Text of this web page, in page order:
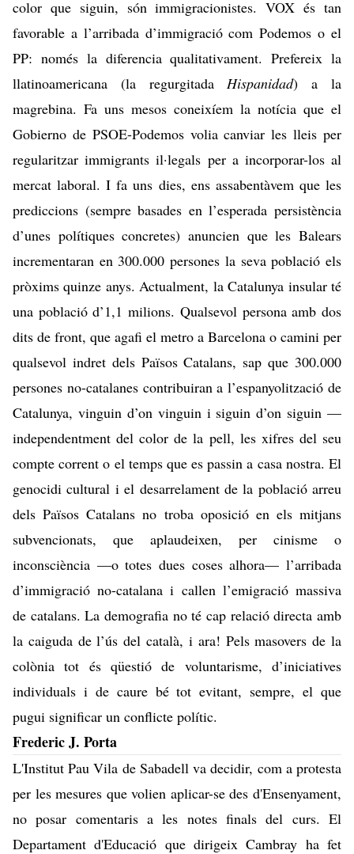
color que siguin, són immigracionistes. VOX és tan
favorable a l’arribada d’immigració com Podemos o el
PP: només la diferencia qualitativament. Prefereix la
llatinoamericana (la regurgitadaHispanidad)a la
magrebina. Fa uns mesos coneixíem la notícia que el
Gobierno de PSOE-Podemos volia canviar les lleis per
regularitzar immigrants il·legals per a incorporar-los al
mercat laboral. I fa uns dies, ens assabentàvem que les
prediccions (sempre basades en l’esperada persistència
d’unes polítiques concretes) anuncien queles Balears
incrementaran en 300.000 persones la seva població els
pròxims quinze anys. Actualment, la Catalunya insular té
una població d’1,1 milions. Qualsevol persona amb dos
dits de front, que agafi el metro a Barcelona o camini per
qualsevol indret dels Països Catalans, sap que 300.000
persones no-catalanes contribuiran a l’espanyolització de
Catalunya, vinguin d’on vinguin i siguin d’on siguin —
independentment del color de la pell, les xifres del seu
compte corrent o el temps que es passin a casa nostra. El
genocidi cultural i el desarrelament de la població arreu
dels Països Catalans no troba oposició en els mitjans
subvencionats, que aplaudeixen, per cinisme o
inconsciència —o totes dues coses alhora— l’arribada
d’immigració no-catalana i callen l’emigració massiva
de catalans. La demografia no té cap relació directa amb
la caiguda de l’ús del català, i ara! Pels masovers de la
colònia tot és qüestió de voluntarisme, d’iniciatives
individuals i de caure bé tot evitant, sempre, el que
pugui significar un conflicte polític.
Frederic J. Porta
L'Institut Pau Vila de Sabadell va decidir, com a protesta
per les mesures que volien aplicar-se des d'Ensenyament,
no posar comentaris a les notes finals del curs. El
Departament d'Educació que dirigeix Cambray ha fet